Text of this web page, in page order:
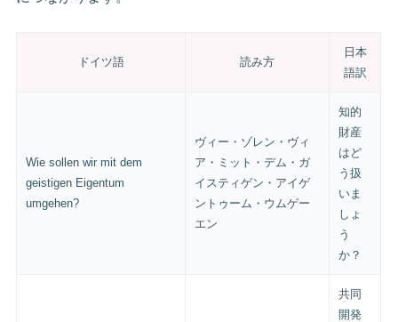
ドイツ語 読み方
日本
語訳
Wie sollen wir mit dem
geistigen Eigentum
umgehen?
ヴィー・ゾレン・ヴィ
ア・ミット・デム・ガ
イスティゲン・アイゲ
ントゥーム・ウムゲー
エン
知的
財産
はど
う扱
いま
しょ
う
か？
共同
開発